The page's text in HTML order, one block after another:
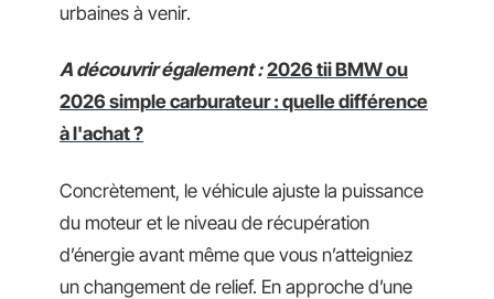
urbaines à venir.
A découvrir également : 2026 tii BMW ou
2026 simple carburateur : quelle différence
à l'achat ?
Concrètement, le véhicule ajuste la puissance
du moteur et le niveau de récupération
d’énergie avant même que vous n’atteigniez
un changement de relief. En approche d’une